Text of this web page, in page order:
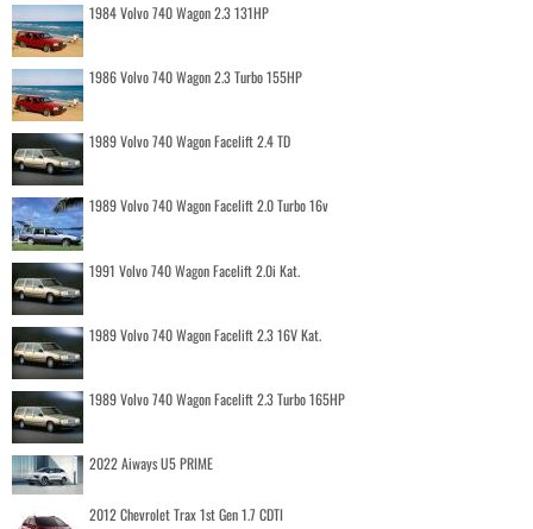
1984 Volvo 740 Wagon 2.3 131HP
1986 Volvo 740 Wagon 2.3 Turbo 155HP
1989 Volvo 740 Wagon Facelift 2.4 TD
1989 Volvo 740 Wagon Facelift 2.0 Turbo 16v
1991 Volvo 740 Wagon Facelift 2.0i Kat.
1989 Volvo 740 Wagon Facelift 2.3 16V Kat.
1989 Volvo 740 Wagon Facelift 2.3 Turbo 165HP
2022 Aiways U5 PRIME
2012 Chevrolet Trax 1st Gen 1.7 CDTI